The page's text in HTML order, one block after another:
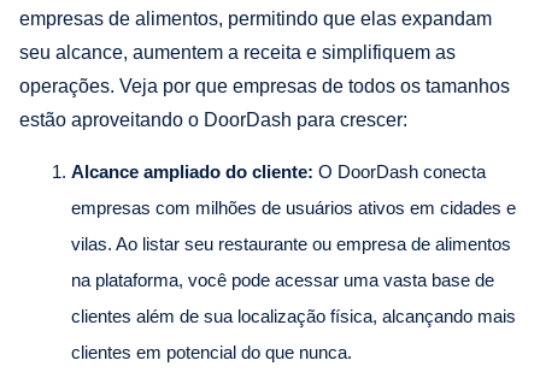
empresas de alimentos, permitindo que elas expandam
seu alcance, aumentem a receita e simplifiquem as
operações. Veja por que empresas de todos os tamanhos
estão aproveitando o DoorDash para crescer:
Alcance ampliado do cliente:O DoorDash conecta
empresas com milhões de usuários ativos em cidades e
vilas. Ao listar seu restaurante ou empresa de alimentos
na plataforma, você pode acessar uma vasta base de
clientes além de sua localização física, alcançando mais
clientes em potencial do que nunca.